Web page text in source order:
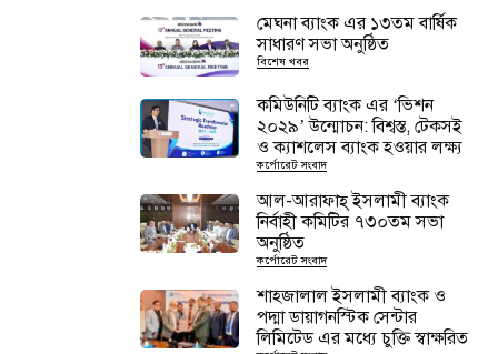
মেঘনা ব্যাংক এর ১৩তম বার্ষিক
সাধারণ সভা অনুষ্ঠিত
বিশেষ খবর
কমিউনিটি ব্যাংক এর ‘ভিশন
২০২৯’ উন্মোচন: বিশ্বস্ত, টেকসই
ও ক্যাশলেস ব্যাংক হওয়ার লক্ষ্য
কর্পোরেট সংবাদ
আল-আরাফাহ্ ইসলামী ব্যাংক
নির্বাহী কমিটির ৭৩০তম সভা
অনুষ্ঠিত
কর্পোরেট সংবাদ
শাহ্জালাল ইসলামী ব্যাংক ও
পদ্মা ডায়াগনস্টিক সেন্টার
লিমিটেড এর মধ্যে চুক্তি স্বাক্ষরিত